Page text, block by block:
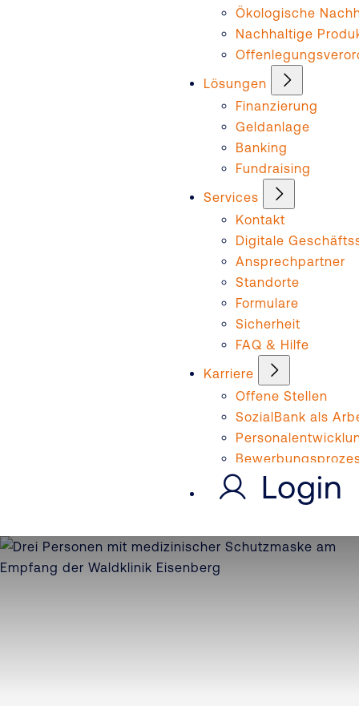
Ökologische
Nachhaltige
Lösungen
Finanzierung
Geldanlage
Banking
Fundraising
Services
Kontakt
Digitale
Ansprechpartner
Standorte
Formulare
Sicherheit
FAQ & Hilfe
Karriere
Offene Stellen
SozialBank als
Login